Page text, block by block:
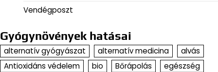
Vendégposzt
Gyógynövények hatásai
alternatív gyógyászat alternatív medicina
alvás
Antioxidáns védelem
bio Bőrápolás
egészség